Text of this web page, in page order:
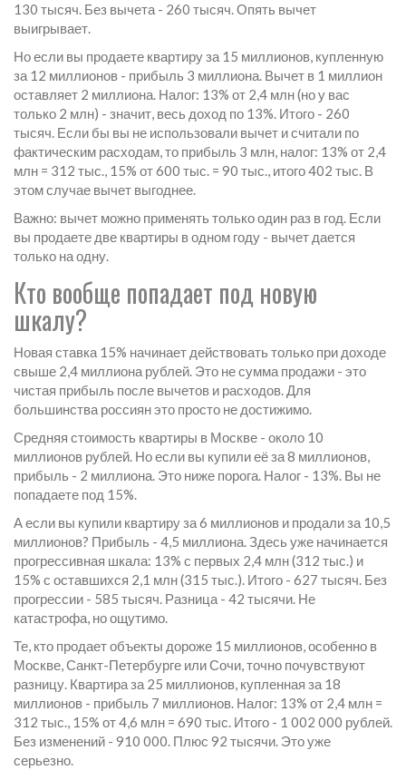
130 тысяч. Без вычета - 260 тысяч. Опять вычет
выигрывает.
Но если вы продаете квартиру за 15 миллионов, купленную
за 12 миллионов - прибыль 3 миллиона. Вычет в 1 миллион
оставляет 2 миллиона. Налог: 13% от 2,4 млн (но у вас
только 2 млн) - значит, весь доход по 13%. Итого - 260
тысяч. Если бы вы не использовали вычет и считали по
фактическим расходам, то прибыль 3 млн, налог: 13% от 2,4
млн = 312 тыс., 15% от 600 тыс. = 90 тыс., итого 402 тыс. В
этом случае вычет выгоднее.
Важно: вычет можно применять только один раз в год. Если
вы продаете две квартиры в одном году - вычет дается
только на одну.
Кто вообще попадает под новую
шкалу?
Новая ставка 15% начинает действовать только при доходе
свыше 2,4 миллиона рублей. Это не сумма продажи - это
чистая прибыль после вычетов и расходов. Для
большинства россиян это просто не достижимо.
Средняя стоимость квартиры в Москве - около 10
миллионов рублей. Но если вы купили её за 8 миллионов,
прибыль - 2 миллиона. Это ниже порога. Налог - 13%. Вы не
попадаете под 15%.
А если вы купили квартиру за 6 миллионов и продали за 10,5
миллионов? Прибыль - 4,5 миллиона. Здесь уже начинается
прогрессивная шкала: 13% с первых 2,4 млн (312 тыс.) и
15% с оставшихся 2,1 млн (315 тыс.). Итого - 627 тысяч. Без
прогрессии - 585 тысяч. Разница - 42 тысячи. Не
катастрофа, но ощутимо.
Те, кто продает объекты дороже 15 миллионов, особенно в
Москве, Санкт-Петербурге или Сочи, точно почувствуют
разницу. Квартира за 25 миллионов, купленная за 18
миллионов - прибыль 7 миллионов. Налог: 13% от 2,4 млн =
312 тыс., 15% от 4,6 млн = 690 тыс. Итого - 1 002 000 рублей.
Без изменений - 910 000. Плюс 92 тысячи. Это уже
серьезно.